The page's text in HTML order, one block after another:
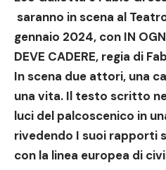
saranno in scena al
gennaio 2024, con IN
DEVE CADERE, regia di
In scena due attori, una
una vita. Il testo scritto
luci del palcoscenico in
rivedendo I suoi rapporti
con la linea europea di